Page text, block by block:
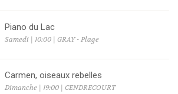
Piano du Lac
Samedi | 10:00 | GRAY - Plage
Carmen, oiseaux rebelles
Dimanche | 19:00 | CENDRECOURT